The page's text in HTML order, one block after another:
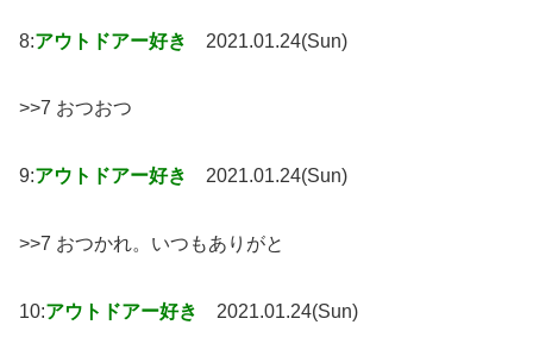
8:アウトドアー好き 2021.01.24(Sun)
>>7 おつおつ
9:アウトドアー好き 2021.01.24(Sun)
>>7 おつかれ。いつもありがと
10:アウトドアー好き 2021.01.24(Sun)